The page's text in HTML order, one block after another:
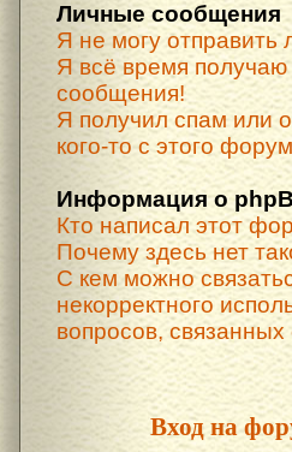
Личные сообщения
Я не могу
Я всё время
сообщения!
Я получил спам или
кого-то с этого
Информация о
Кто написал этот
Почему здесь нет
С кем можно
некорректного
вопросов,
Вход на